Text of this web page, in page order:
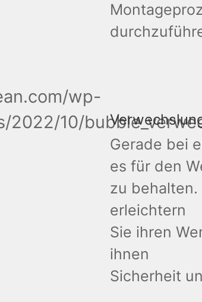
Gerade bei
es für den
zu
erleichtern
Sie ihren
ihnen
Sicherheit